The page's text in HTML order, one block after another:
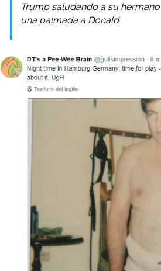
Trump saludando a su hermano
una palmada a Donald